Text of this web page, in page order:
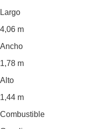
Largo
4,06 m
Ancho
1,78 m
Alto
1,44 m
Combustible